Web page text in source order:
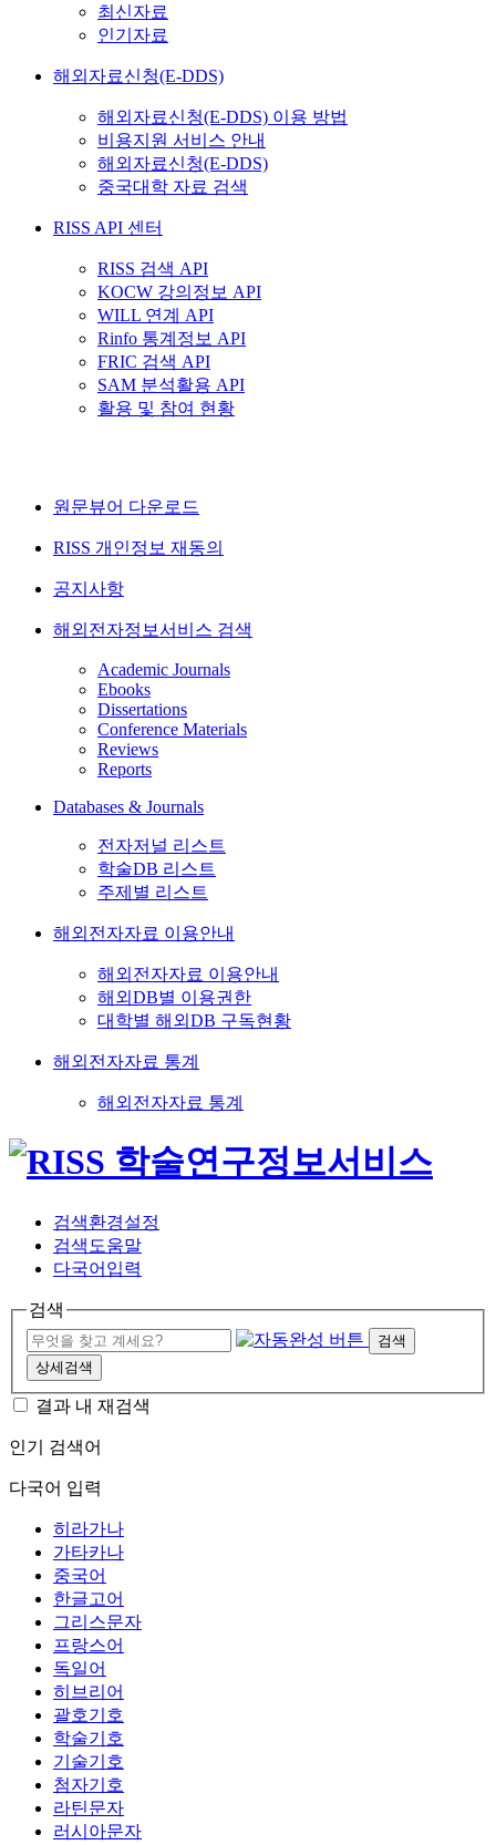
최신자료
인기자료
해외자료신청(E-DDS)
해외자료신청(E-DDS) 이용 방법
비용지원 서비스 안내
해외자료신청(E-DDS)
중국대학 자료 검색
RISS API 센터
RISS 검색 API
KOCW 강의정보 API
WILL 연계 API
Rinfo 통계정보 API
FRIC 검색 API
SAM 분석활용 API
활용 및 참여 현황
원문뷰어 다운로드
RISS 개인정보 재동의
공지사항
해외전자정보서비스 검색
Academic Journals
Ebooks
Dissertations
Conference Materials
Reviews
Reports
Databases & Journals
전자저널 리스트
학술DB 리스트
주제별 리스트
해외전자자료 이용안내
해외전자자료 이용안내
해외DB별 이용권한
대학별 해외DB 구독현황
해외전자자료 통계
해외전자자료 통계
검색환경설정
검색도움말
다국어입력
검색
검색
상세검색
결과 내 재검색
인기 검색어
다국어 입력
히라가나
가타카나
중국어
한글고어
그리스문자
프랑스어
독일어
히브리어
괄호기호
학술기호
기술기호
첨자기호
라틴문자
러시아문자